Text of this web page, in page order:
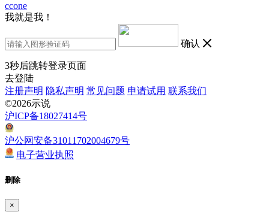
ccone
我就是我！
确认
3秒后跳转登录页面
去登陆
注册声明 隐私声明 常见问题 申请试用 联系我们
©2026示说
沪ICP备18027414号
沪公网安备31011702004679号
电子营业执照
删除
×